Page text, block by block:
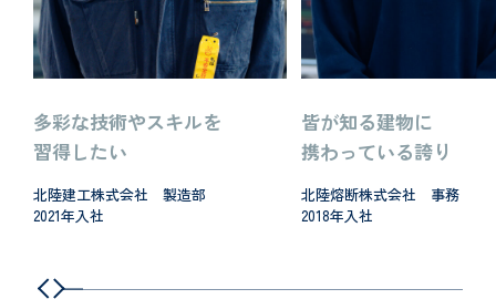
多彩な技術やスキルを
習得したい
北陸建工株式会社 製造部
2021年入社
皆が知る建物に
携わっている誇り
北陸熔断株式会社 事務
2018年入社